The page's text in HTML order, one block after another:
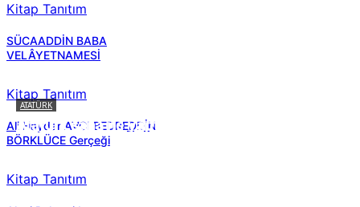
Kitap Tanıtım
SÜCAADDİN BABA
VELÂYETNAMESİ
Kitap Tanıtım
Ali Haydar AVCI BEDREDDİN
BÖRKLÜCE Gerçeği
Kitap Tanıtım
ATATÜRK
Atatürk sana ne yaptı?